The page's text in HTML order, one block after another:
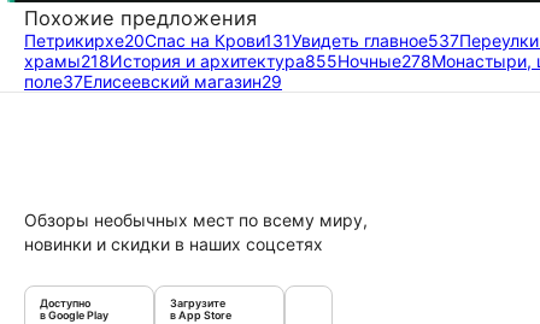
Похожие предложения
Петрикирхе20Спас на Крови131Увидеть главное537
храмы218История и архитектура855Ночные278Монастыри,
поле37Елисеевский магазин29
Обзоры необычных мест по всему миру,
новинки и скидки в наших соцсетях
Доступно
в Google Play
Загрузите
в App Store